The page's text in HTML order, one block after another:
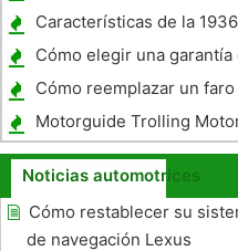
un CTS
Características de la
Maestro
Cómo elegir una
Cómo reemplazar un
Lincoln Town Car
Motorguide Trolling
Noticias automotrices
Cómo restablecer su
de navegación Lexus